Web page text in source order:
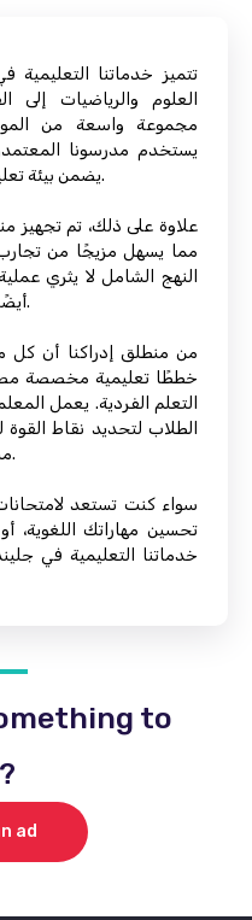
تتميز خدماتنا التعليمية
العلوم والرياضيات إلى
مجموعة واسعة من
يستخدم مدرسونا
يضمن بيئة تعليمية جذابة وفعالة لجميع الطلاب.
علاوة على ذلك، تم تجهيز
مما يسهل مزيجًا من تجارب
النهج الشامل لا يثري
أيضًا لمواجهة تحديات العالم الحديث.
من منطلق إدراكنا أن كل
خططًا تعليمية مخصصة
التعلم الفردية. يعمل
الطلاب لتحديد نقاط
مسارات مخصصة تعزز النمو والثقة.
سواء كنت تستعد
تحسين مهاراتك اللغوية،
خدماتنا التعليمية في
to
ad